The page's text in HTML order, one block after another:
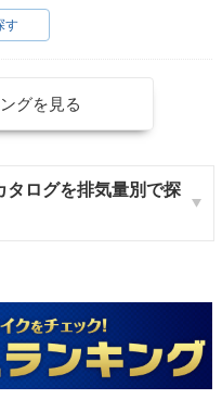
す
グを見る
ログを排気量別で探